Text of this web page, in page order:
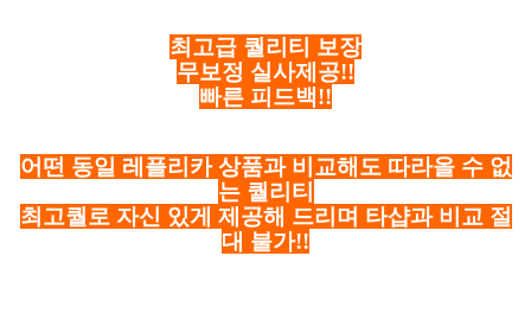
최고급 퀄리티 보장
무보정 실사제공!!
빠른 피드백!!
어떤 동일 레플리카 상품과 비교해도 따라올 수 없
는 퀄리티
최고퀄로 자신 있게 제공해 드리며 타샵과 비교 절
대 불가!!